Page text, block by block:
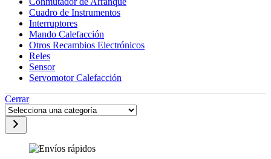
Cuadro de Instrumentos
Interruptores
Mando Calefacción
Otros Recambios Electrónicos
Reles
Sensor
Servomotor Calefacción
Cerrar
Selecciona
una
categoría